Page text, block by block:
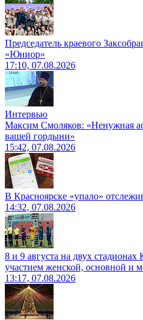
Председатель краевого
«Юниор»
17:10, 07.08.2026
Интервью
Максим Смоляков: «Ненужная
вашей гордыни»
15:42, 07.08.2026
В Красноярске «упало»
14:32, 07.08.2026
8 и 9 августа на двух
участием женской, основной и
13:17, 07.08.2026